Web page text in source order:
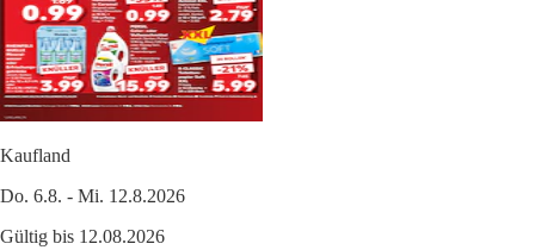
Kaufland
Do. 6.8. - Mi. 12.8.2026
Gültig bis 12.08.2026